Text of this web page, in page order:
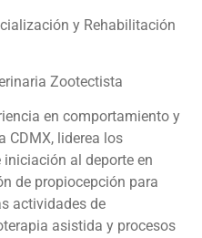
y Rehabilitación
Zootectista
en comportamiento y
CDMX, liderea los
al deporte en
de propiocepción para
actividades de
asistida y procesos